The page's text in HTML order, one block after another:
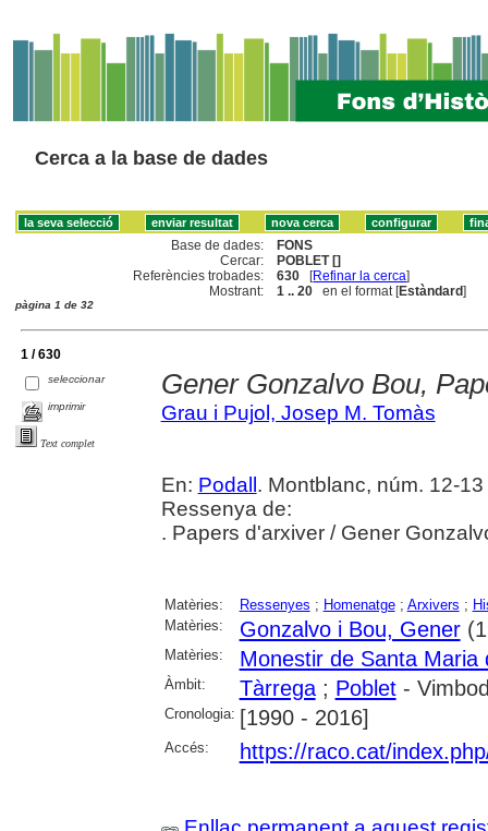
Cerca a la base de dades
Base de dades:
FONS
Cercar:
POBLET []
Referències trobades:
630 [Refinar la cerca]
Mostrant:
1 .. 20 en el format [Estàndard]
pàgina 1 de 32
1 / 630
seleccionar
imprimir
Text complet
Gener Gonzalvo Bou,
Grau i Pujol, Josep M. Tomàs
En: Podall . Montblanc, núm. 12-
Ressenya de:
. Papers d'arxiver / Gener
Matèries: Ressenyes ; Homenatge; Arxivers ;
Matèries:
Gonzalvo i Bou, Gener
Matèries: Monestir de Santa Maria
Àmbit: Tàrrega; Poblet-
Cronologia: [1990 - 2016]
Accés: https://raco.cat/